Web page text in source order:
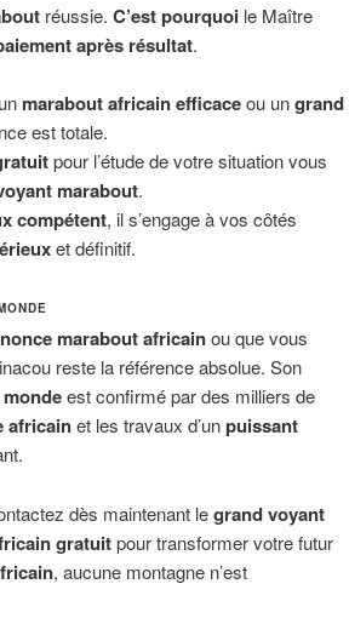
réussie. C’est pourquoi le Maître
après résultat.
marabout africain efficaceou ungrand
est totale.
pour l’étude de votre situation vous
marabout.
compétent, il s’engage à vos côtés
et définitif.
marabout africainou que vous
reste la référence absolue. Son
est confirmé par des milliers de
africainet les travaux d’unpuissant
dès maintenant legrand voyant
gratuitpour transformer votre futur
, aucune montagne n’est